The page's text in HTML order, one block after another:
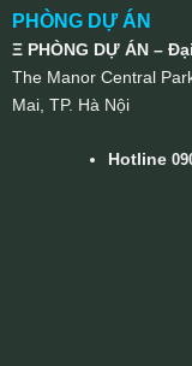
PHÒNG DỰ ÁN
Ξ PHÒNG DỰ ÁN –
The Manor Central
Mai, TP. Hà Nội
Hotline